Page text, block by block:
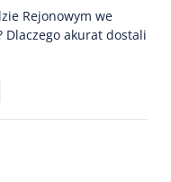
Rejonowym we
Dlaczego akurat dostali